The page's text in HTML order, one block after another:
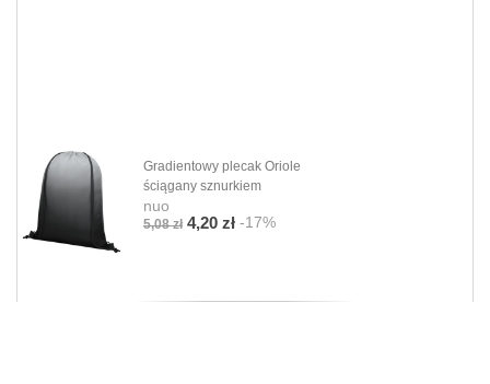
Gradientowy plecak Oriole
ściągany sznurkiem
nuo
5,08 zł 4,20 zł -17%